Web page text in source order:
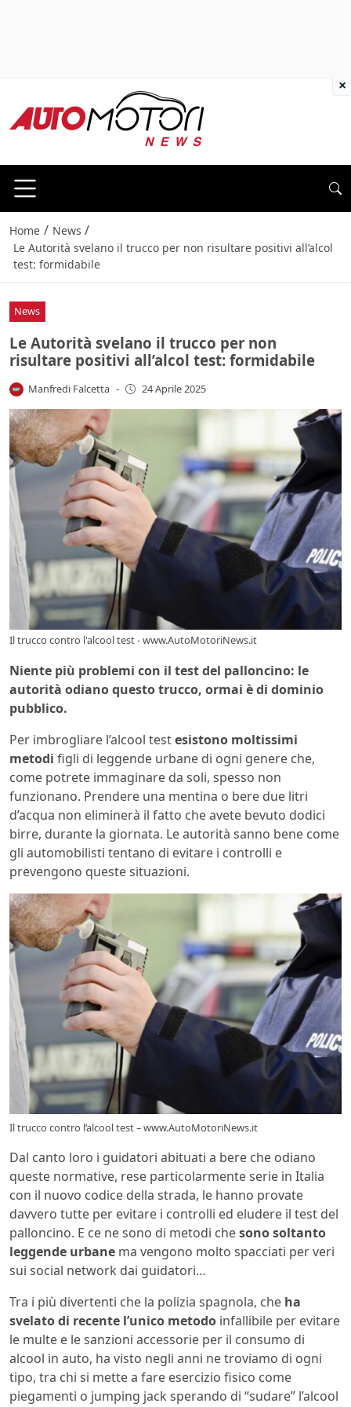
Home / News /
Le Autorità svelano il trucco per non risultare positivi all’alcol
test: formidabile
News
Le Autorità svelano il trucco per non
risultare positivi all’alcol test: formidabile
Manfredi Falcetta - 24 Aprile 2025
Il trucco contro l'alcool test - www.AutoMotoriNews.it
Niente più problemi con il test del palloncino: le
autorità odiano questo trucco, ormai è di dominio
pubblico.
Per imbrogliare l’alcool testesistono moltissimi
metodi figli di leggende urbane di ogni genere che,
come potrete immaginare da soli, spesso non
funzionano. Prendere una mentina o bere due litri
d’acqua non eliminerà il fatto che avete bevuto dodici
birre, durante la giornata. Le autorità sanno bene come
gli automobilisti tentano di evitare i controlli e
prevengono queste situazioni.
Il trucco contro l’alcool test – www.AutoMotoriNews.it
Dal canto loro i guidatori abituati a bere che odiano
queste normative, rese particolarmente serie in Italia
con il nuovo codice della strada, le hanno provate
davvero tutte per evitare i controlli ed eludere il test del
palloncino. E ce ne sono di metodi chesono soltanto
leggende urbane ma vengono molto spacciati per veri
sui social network dai guidatori…
Tra i più divertenti che la polizia spagnola, che ha
svelato di recente l’unico metodo infallibile per evitare
le multe e le sanzioni accessorie per il consumo di
alcool in auto, ha visto negli anni ne troviamo di ogni
tipo, tra chi si mette a fare esercizio fisico come
piegamenti o jumping jack sperando di “sudare” l’alcool
×